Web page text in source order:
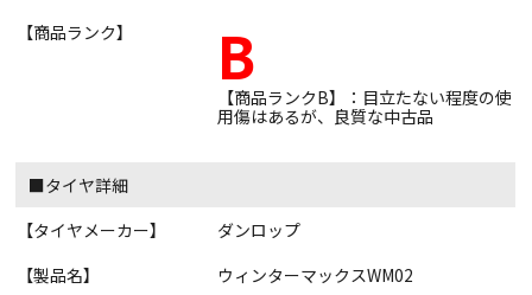
【商品ランク】
B
【商品ランクB】：目立たない程度の使
用傷はあるが、良質な中古品
■タイヤ詳細
【タイヤメーカー】
ダンロップ
【製品名】
ウィンターマックスWM02